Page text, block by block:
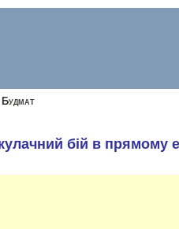
Будмат
бій в прямому